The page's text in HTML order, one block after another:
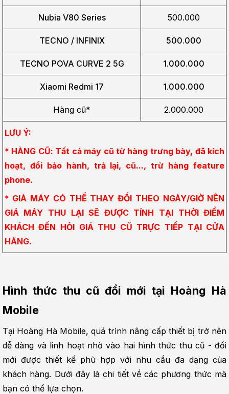
Nubia V80 Series 500.000
TECNO / INFINIX 500.000
TECNO POVA CURVE 2 5G 1.000.000
Xiaomi Redmi 17 1.000.000
Hàng cũ* 2.000.000
LƯU Ý:
* HÀNG CŨ: Tất cả máy cũ từ hàng trưng bày, đã kích
hoạt, đổi bảo hành, trả lại, cũ..., trừ hàng feature
phone.
* GIÁ MÁY CÓ THỂ THAY ĐỔI THEO NGÀY/GIỜ NÊN
GIÁ MÁY THU LẠI SẼ ĐƯỢC TÍNH TẠI THỜI ĐIỂM
KHÁCH ĐẾN HỎI GIÁ THU CŨ TRỰC TIẾP TẠI CỬA
HÀNG.
Hình thức thu cũ đổi mới tại Hoàng Hà
Mobile
Tại Hoàng Hà Mobile, quá trình nâng cấp thiết bị trở nên
dễ dàng và linh hoạt nhờ vào hai hình thức thu cũ - đổi
mới được thiết kế phù hợp với nhu cầu đa dạng của
khách hàng. Dưới đây là chi tiết về các phương thức mà
bạn có thể lựa chọn.